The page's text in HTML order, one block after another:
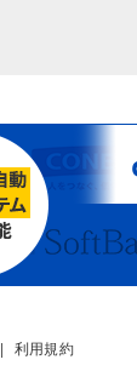
利用規約